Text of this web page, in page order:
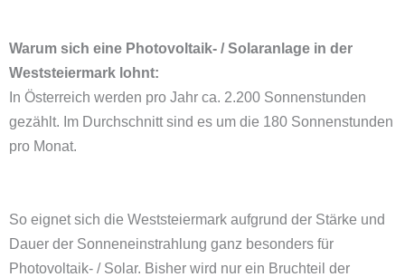
Warum sich eine Photovoltaik- / Solaranlage in der
Weststeiermark lohnt:
In Österreich werden pro Jahr ca. 2.200 Sonnenstunden
gezählt. Im Durchschnitt sind es um die 180 Sonnenstunden
pro Monat.
So eignet sich die Weststeiermark aufgrund der Stärke und
Dauer der Sonneneinstrahlung ganz besonders für
Photovoltaik- / Solar. Bisher wird nur ein Bruchteil der